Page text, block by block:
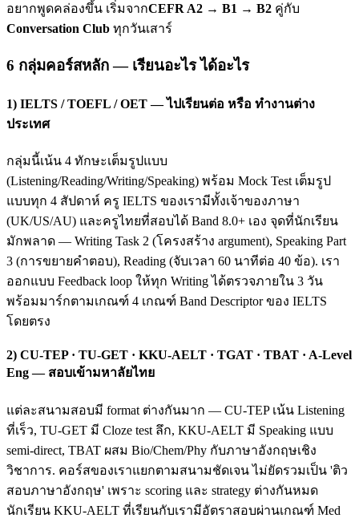
อยากพูดคล่องขึ้น เริ่มจากCEFR A2 → B1 → B2 คู่กับ
Conversation Club ทุกวันเสาร์
6 กลุ่มคอร์สหลัก — เรียนอะไร ได้อะไร
1) IELTS / TOEFL / OET — ไปเรียนต่อ หรือ ทำงานต่าง
ประเทศ
กลุ่มนี้เน้น 4 ทักษะเต็มรูปแบบ
(Listening/Reading/Writing/Speaking) พร้อม Mock Test เต็มรูป
แบบทุก 4 สัปดาห์ ครู IELTS ของเรามีทั้งเจ้าของภาษา
(UK/US/AU) และครูไทยที่สอบได้ Band 8.0+ เอง จุดที่นักเรียน
มักพลาด — Writing Task 2 (โครงสร้าง argument), Speaking Part
3 (การขยายคำตอบ), Reading (จับเวลา 60 นาทีต่อ 40 ข้อ). เรา
ออกแบบ Feedback loop ให้ทุก Writing ได้ตรวจภายใน 3 วัน
พร้อมมาร์กตามเกณฑ์ 4 เกณฑ์ Band Descriptor ของ IELTS
โดยตรง
2) CU-TEP · TU-GET · KKU-AELT · TGAT · TBAT · A-Level
Eng — สอบเข้ามหาลัยไทย
แต่ละสนามสอบมี format ต่างกันมาก — CU-TEP เน้น Listening
ที่เร็ว, TU-GET มี Cloze test ลึก, KKU-AELT มี Speaking แบบ
semi-direct, TBAT ผสม Bio/Chem/Phy กับภาษาอังกฤษเชิง
วิชาการ. คอร์สของเราแยกตามสนามชัดเจน ไม่ยัดรวมเป็น 'ติว
สอบภาษาอังกฤษ' เพราะ scoring และ strategy ต่างกันหมด
นักเรียน KKU-AELT ที่เรียนกับเรามีอัตราสอบผ่านเกณฑ์ Med